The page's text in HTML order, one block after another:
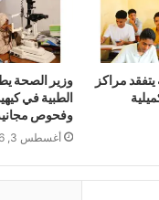
مراكز
وزير الصحة
الطبية في
وفحوص
أغسطس 3, 2026